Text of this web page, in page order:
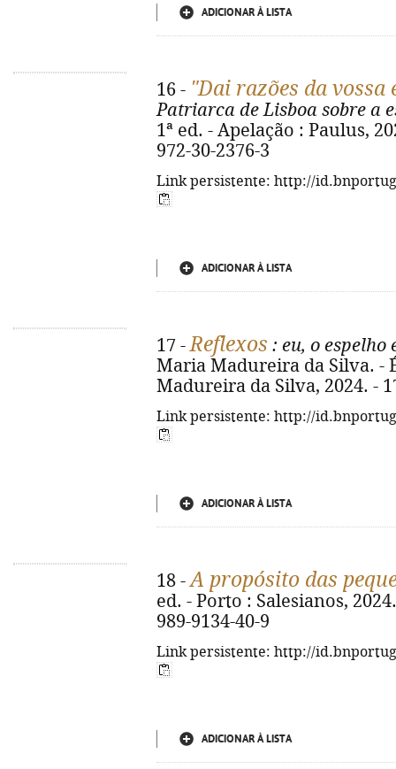
ADICIONAR À LISTA
16 - "Dai razões da vossa
Patriarca de Lisboa sobre a
1ª ed. - Apelação : Paulus,
972-30-2376-3
Link persistente: http://
ADICIONAR À LISTA
17 -Reflexos : eu, o espelho
Maria Madureira da Silva. -
Madureira da Silva, 2024. -
Link persistente: http://
ADICIONAR À LISTA
18 -A propósito das
ed. - Porto : Salesianos,
989-9134-40-9
Link persistente: http://
ADICIONAR À LISTA